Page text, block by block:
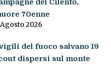
del Cilento,
70enne
2026
del fuoco salvano 19
dispersi sul monte